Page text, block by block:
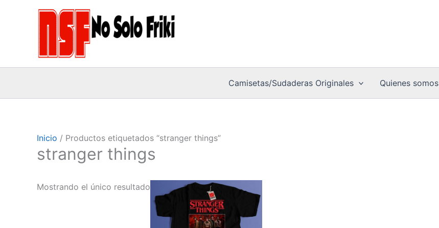
Camisetas/Sudaderas Originales Quienes somos
Inicio / Productos etiquetados “stranger things”
stranger things
Mostrando el único resultado
Rango
de
precios:
desde
13,00 €
Este
producto
tiene
múltiples